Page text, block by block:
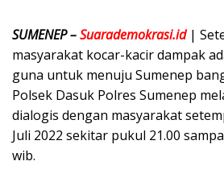
SUMENEP –Suarademokrasi.id|
masyarakat kocar-kacir dampak
guna untuk menuju Sumenep
Polsek Dasuk Polres Sumenep
dialogis dengan masyarakat
Juli 2022 sekitar pukul 21.00
wib.